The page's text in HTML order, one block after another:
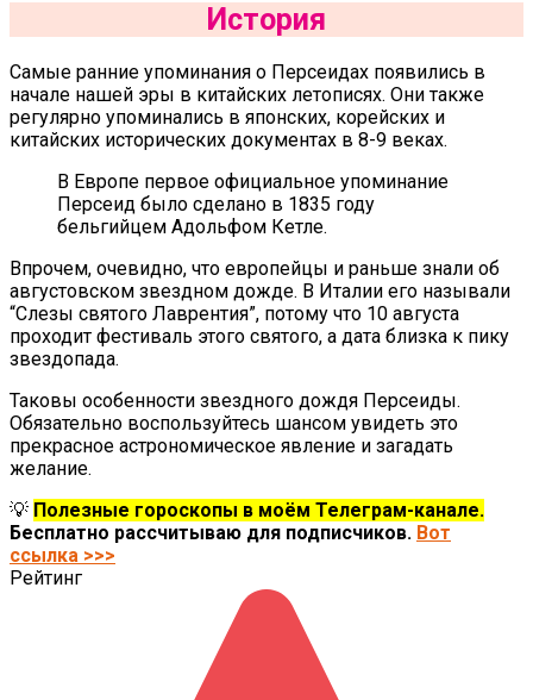
История
Самые ранние упоминания о Персеидах появились в
начале нашей эры в китайских летописях. Они также
регулярно упоминались в японских, корейских и
китайских исторических документах в 8-9 веках.
В Европе первое официальное упоминание
Персеид было сделано в 1835 году
бельгийцем Адольфом Кетле.
Впрочем, очевидно, что европейцы и раньше знали об
августовском звездном дожде. В Италии его называли
“Слезы святого Лаврентия”, потому что 10 августа
проходит фестиваль этого святого, а дата близка к пику
звездопада.
Таковы особенности звездного дождя Персеиды.
Обязательно воспользуйтесь шансом увидеть это
прекрасное астрономическое явление и загадать
желание.
💡 Полезные гороскопы в моём Телеграм-канале.
Бесплатно рассчитываю для подписчиков. Вот
ссылка >>>
Рейтинг